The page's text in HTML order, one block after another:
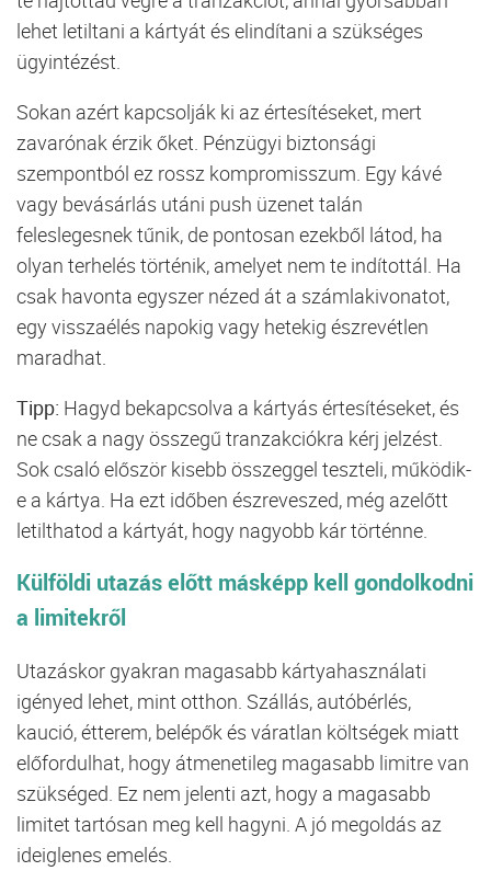
lehet letiltani a kártyát és elindítani a szükséges
ügyintézést.
Sokan azért kapcsolják ki az értesítéseket, mert
zavarónak érzik őket. Pénzügyi biztonsági
szempontból ez rossz kompromisszum. Egy kávé
vagy bevásárlás utáni push üzenet talán
feleslegesnek tűnik, de pontosan ezekből látod, ha
olyan terhelés történik, amelyet nem te indítottál. Ha
csak havonta egyszer nézed át a számlakivonatot,
egy visszaélés napokig vagy hetekig észrevétlen
maradhat.
Tipp: Hagyd bekapcsolva a kártyás értesítéseket, és
ne csak a nagy összegű tranzakciókra kérj jelzést.
Sok csaló először kisebb összeggel teszteli, működik-
e a kártya. Ha ezt időben észreveszed, még azelőtt
letilthatod a kártyát, hogy nagyobb kár történne.
Külföldi utazás előtt másképp kell gondolkodni
a limitekről
Utazáskor gyakran magasabb kártyahasználati
igényed lehet, mint otthon. Szállás, autóbérlés,
kaució, étterem, belépők és váratlan költségek miatt
előfordulhat, hogy átmenetileg magasabb limitre van
szükséged. Ez nem jelenti azt, hogy a magasabb
limitet tartósan meg kell hagyni. A jó megoldás az
ideiglenes emelés.